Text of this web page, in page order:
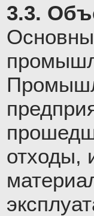
3.3.
отходы,